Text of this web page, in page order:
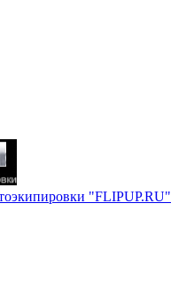
"FLIPUP.RU"